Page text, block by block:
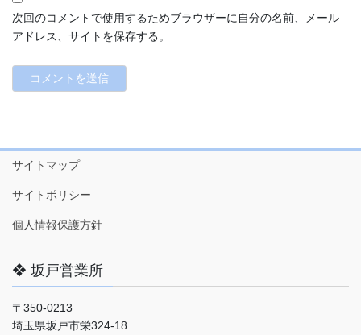
次回のコメントで使用するためブラウザーに自分の名前、メール
アドレス、サイトを保存する。
サイトマップ
サイトポリシー
個人情報保護方針
❖ 坂戸営業所
〒350-0213
埼玉県坂戸市栄324-18